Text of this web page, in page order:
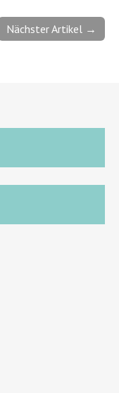
Nächster Artikel →